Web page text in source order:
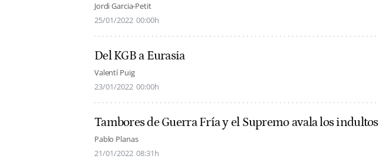
Jordi Garcia-Petit
25/01/2022 00:00h
Del KGB a Eurasia
Valentí Puig
23/01/2022 00:00h
Tambores de Guerra Fría y el Supremo avala los indultos
Pablo Planas
21/01/2022 08:31h